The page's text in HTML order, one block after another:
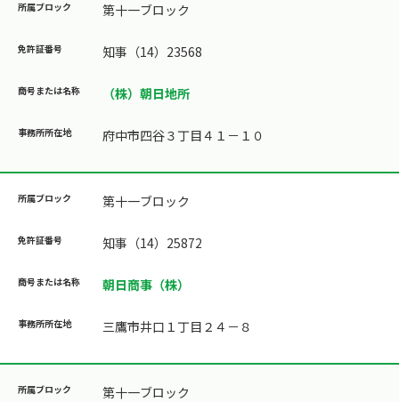
第十一ブロック
知事（14）23568
（株）朝日地所
府中市四谷３丁目４１－１０
第十一ブロック
知事（14）25872
朝日商事（株）
三鷹市井口１丁目２４－８
第十一ブロック